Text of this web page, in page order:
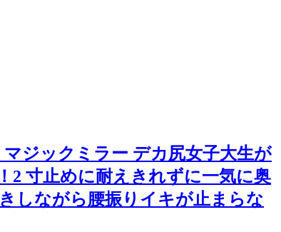
ジックミラー デカ尻女子大生が
2 寸止めに耐えきれずに一気に奥
しながら腰振りイキが止まらな